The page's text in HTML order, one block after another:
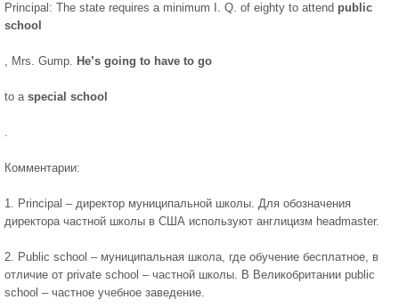
Principal: The state requires a minimum I. Q. of eighty to attend public
school
, Mrs. Gump. He’s going to have to go
to a special school
.
Комментарии:
1. Principal – директор муниципальной школы. Для обозначения
директора частной школы в США используют англицизм headmaster.
2. Public school – муниципальная школа, где обучение бесплатное, в
отличие от private school – частной школы. В Великобритании public
school – частное учебное заведение.